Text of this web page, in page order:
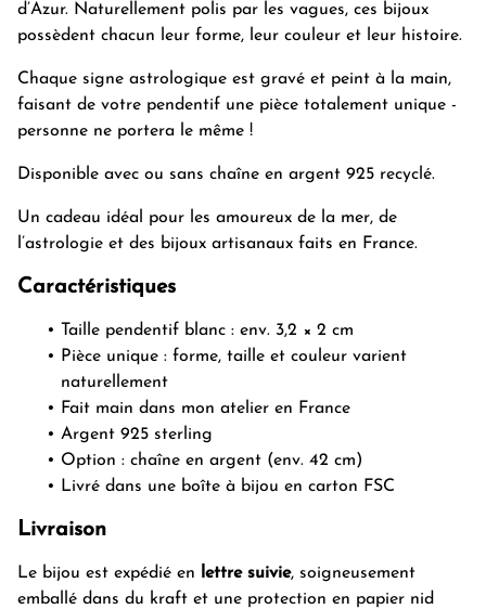
d’Azur. Naturellement polis par les vagues, ces bijoux
possèdent chacun leur forme, leur couleur et leur histoire.
Chaque signe astrologique est gravé et peint à la main,
faisant de votre pendentif une pièce totalement unique -
personne ne portera le même !
Disponible avec ou sans chaîne en argent 925 recyclé.
Un cadeau idéal pour les amoureux de la mer, de
l’astrologie et des bijoux artisanaux faits en France.
Caractéristiques
Taille pendentif blanc : env. 3,2 × 2 cm
Pièce unique : forme, taille et couleur varient
naturellement
Fait main dans mon atelier en France
Argent 925 sterling
Option : chaîne en argent (env. 42 cm)
Livré dans une boîte à bijou en carton FSC
Livraison
Le bijou est expédié en lettre suivie, soigneusement
emballé dans du kraft et une protection en papier nid